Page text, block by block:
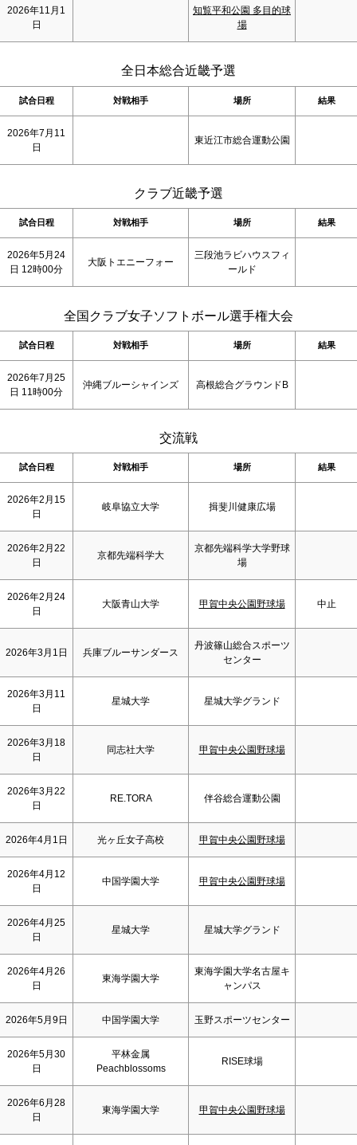
2026年11月1
日
知覧平和公園 多目的球
場
全日本総合近畿予選
試合日程 対戦相手 場所 結果
2026年7月11
日
東近江市総合運動公園
クラブ近畿予選
試合日程 対戦相手 場所 結果
2026年5月24
日 12時00分
大阪トエニーフォー
三段池ラビハウスフィ
ールド
全国クラブ女子ソフトボール選手権大会
試合日程 対戦相手 場所 結果
2026年7月25
日 11時00分
沖縄ブルーシャインズ 高根総合グラウンドB
交流戦
試合日程 対戦相手 場所 結果
2026年2月15
日
岐阜協立大学 揖斐川健康広場
2026年2月22
日
京都先端科学大
京都先端科学大学野球
場
2026年2月24
日
大阪青山大学 甲賀中央公園野球場 中止
2026年3月1日 兵庫ブルーサンダース
丹波篠山総合スポーツ
センター
2026年3月11
日
星城大学 星城大学グランド
2026年3月18
日
同志社大学 甲賀中央公園野球場
2026年3月22
日
RE.TORA 伴谷総合運動公園
2026年4月1日 光ヶ丘女子高校 甲賀中央公園野球場
2026年4月12
日
中国学園大学 甲賀中央公園野球場
2026年4月25
日
星城大学 星城大学グランド
2026年4月26
日
東海学園大学
東海学園大学名古屋キ
ャンパス
2026年5月9日 中国学園大学 玉野スポーツセンター
2026年5月30
日
平林金属
Peachblossoms
RISE球場
2026年6月28
日
東海学園大学 甲賀中央公園野球場